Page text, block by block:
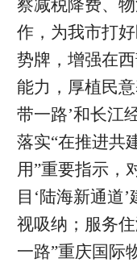
察减税降费、
作，为我市打
势牌，增强在
能力，厚植民
带一路’和长江
落实“在推进共
用”重要指示，
目‘陆海新通道
视吸纳；服务
一路”重庆国际